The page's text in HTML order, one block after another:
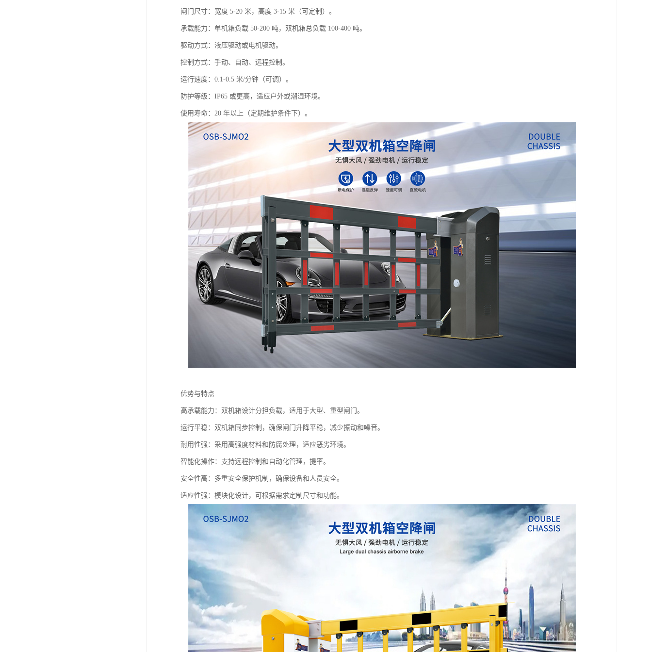
闸门尺寸：宽度 5-20 米，高度 3-15 米（可定制）。
承载能力：单机箱负载 50-200 吨，双机箱总负载 100-400 吨。
驱动方式：液压驱动或电机驱动。
控制方式：手动、自动、远程控制。
运行速度：0.1-0.5 米/分钟（可调）。
防护等级：IP65 或更高，适应户外或潮湿环境。
使用寿命：20 年以上（定期维护条件下）。
优势与特点
高承载能力：双机箱设计分担负载，适用于大型、重型闸门。
运行平稳：双机箱同步控制，确保闸门升降平稳，减少振动和噪音。
耐用性强：采用高强度材料和防腐处理，适应恶劣环境。
智能化操作：支持远程控制和自动化管理，提率。
安全性高：多重安全保护机制，确保设备和人员安全。
适应性强：模块化设计，可根据需求定制尺寸和功能。